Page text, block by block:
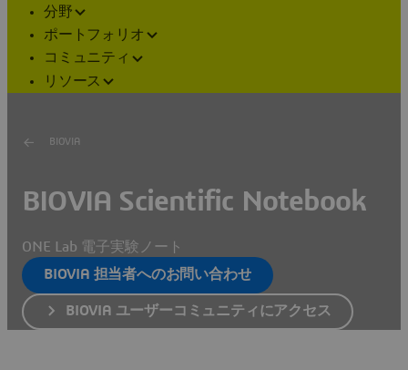
分野
ポートフォリオ
コミュニティ
リソース
BIOVIA
BIOVIA Scientific Notebook
ONE Lab 電子実験ノート
BIOVIA 担当者へのお問い合わせ
BIOVIA ユーザーコミュニティにアクセス